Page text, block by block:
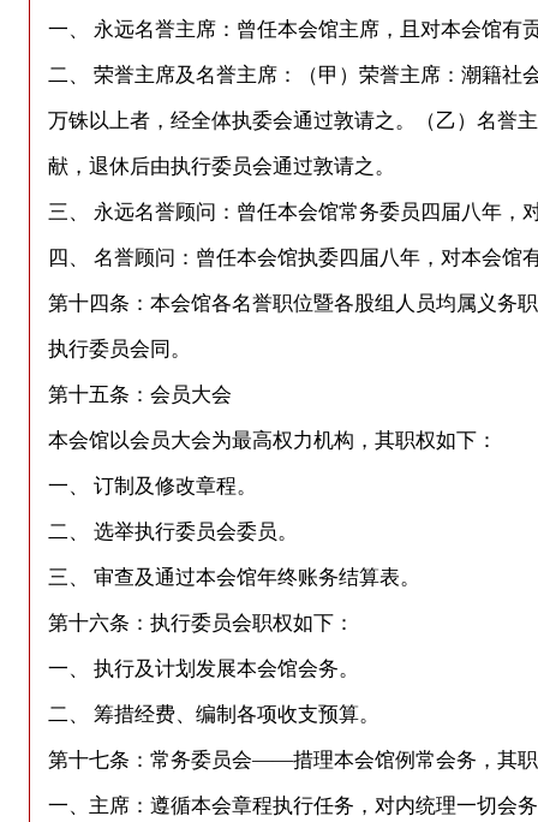
一、 永远名誉主席：曾任本会馆主席，且对本会馆有
二、 荣誉主席及名誉主席：（甲）荣誉主席：潮籍社
万铢以上者，经全体执委会通过敦请之。（乙）名誉
献，退休后由执行委员会通过敦请之。
三、 永远名誉顾问：曾任本会馆常务委员四届八年，
四、 名誉顾问：曾任本会馆执委四届八年，对本会馆
第十四条：本会馆各名誉职位暨各股组人员均属义务
执行委员会同。
第十五条：会员大会
本会馆以会员大会为最高权力机构，其职权如下：
一、 订制及修改章程。
二、 选举执行委员会委员。
三、 审查及通过本会馆年终账务结算表。
第十六条：执行委员会职权如下：
一、 执行及计划发展本会馆会务。
二、 筹措经费、编制各项收支预算。
第十七条：常务委员会——措理本会馆例常会务，其
一、主席：遵循本会章程执行任务，对内统理一切会